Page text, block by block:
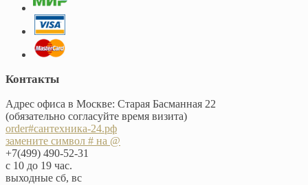
Контакты
Адрес офиса в Москве: Старая Басманная 22
(обязательно согласуйте время визита)
order#сантехника-24.рф
замените символ # на @
+7(499) 490-52-31
с 10 до 19 час.
выходные сб, вс